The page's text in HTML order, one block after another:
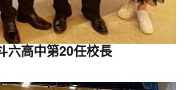
六高中第20任校長